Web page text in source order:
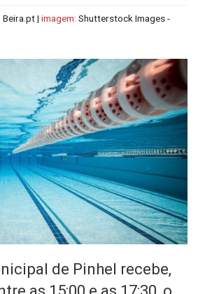
Beira.pt | imagem: Shutterstock Images -
de Pinhel recebe,